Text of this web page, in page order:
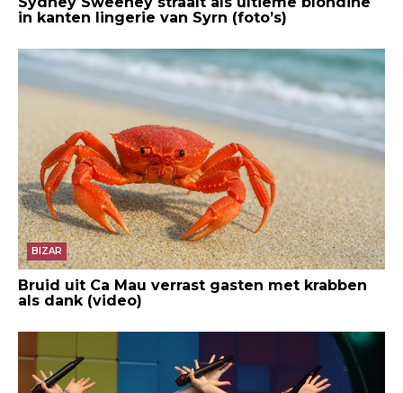
in kanten lingerie van Syrn (foto’s)
BIZAR
Bruid uit Ca Mau verrast gasten met krabben
als dank (video)